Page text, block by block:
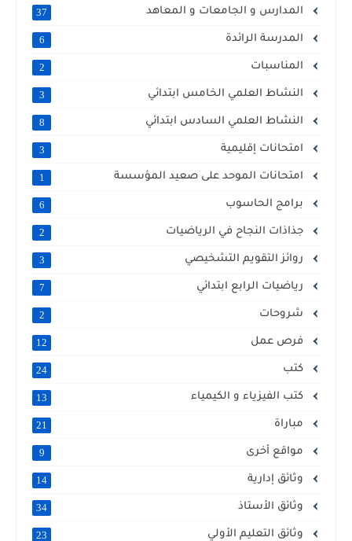
المدارس و الجامعات و المعاهد 37
المدرسة الرائدة 6
المناسبات 2
النشاط العلمي الخامس ابتدائي 3
النشاط العلمي السادس ابتدائي 8
امتحانات إقليمية 3
امتحانات الموحد على صعيد المؤسسة 1
برامج الحاسوب 6
جذاذات النجاح في الرياضيات 2
روائز التقويم التشخيصي 3
رياضيات الرابع ابتدائي 7
شروحات 2
فرص عمل 12
كتب 24
كتب الفيزياء و الكيمياء 13
مباراة 21
مواقع أخرى 9
وثائق إدارية 14
وثائق الأستاذ 34
وثائق التعليم الأولي 23